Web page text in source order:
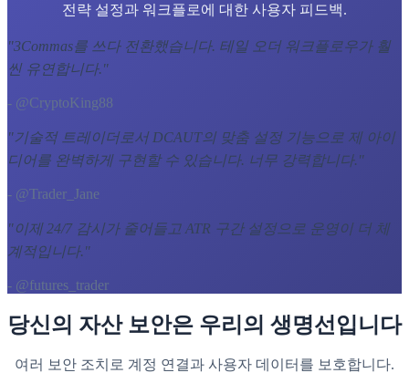
전략 설정과 워크플로에 대한 사용자 피드백.
"3Commas를 쓰다 전환했습니다. 테일 오더 워크플로우가 훨
씬 유연합니다."
- @CryptoKing88
"기술적 트레이더로서 DCAUT의 맞춤 설정 기능으로 제 아이
디어를 완벽하게 구현할 수 있습니다. 너무 강력합니다. "
- @Trader_Jane
"이제 24/7 감시가 줄어들고 ATR 구간 설정으로 운영이 더 체
계적입니다."
- @futures_trader
당신의 자산 보안은 우리의 생명선입니다
여러 보안 조치로 계정 연결과 사용자 데이터를 보호합니다.